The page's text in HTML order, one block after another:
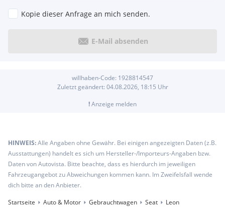
Kopie dieser Anfrage an mich senden.
E-Mail absenden
willhaben-Code: 1928814547
Zuletzt geändert: 04.08.2026, 18:15 Uhr
!Anzeige melden
HINWEIS:Alle Angaben ohne Gewähr. Bei einigen angezeigten Daten (z.B.
Ausstattungen) handelt es sich um Hersteller-/Importeurs-Angaben bzw.
Daten von Autovista. Bitte beachte, dass es hierdurch im jeweiligen
Fahrzeugangebot zu Abweichungen kommen kann. Im Zweifelsfall wende
dich bitte an den Anbieter.
Startseite
Auto & Motor Gebrauchtwagen Seat Leon